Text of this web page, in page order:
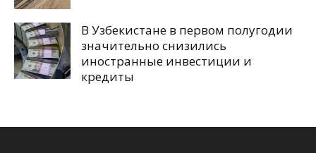
В Узбекистане в первом полугодии
значительно снизились
иностранные инвестиции и
кредиты